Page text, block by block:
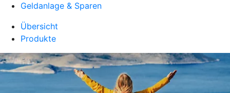
Geldanlage & Sparen
Übersicht
Produkte